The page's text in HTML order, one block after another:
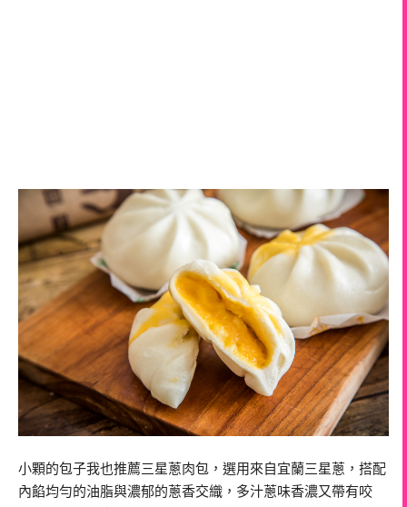
小顆的包子我也推薦三星蔥肉包，選用來自宜蘭三星蔥，搭配
內餡均勻的油脂與濃郁的蔥香交織，多汁蔥味香濃又帶有咬